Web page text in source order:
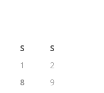
S
S
1
2
8
9